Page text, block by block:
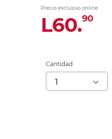
Precio exclusivo online:
L60.90
Cantidad